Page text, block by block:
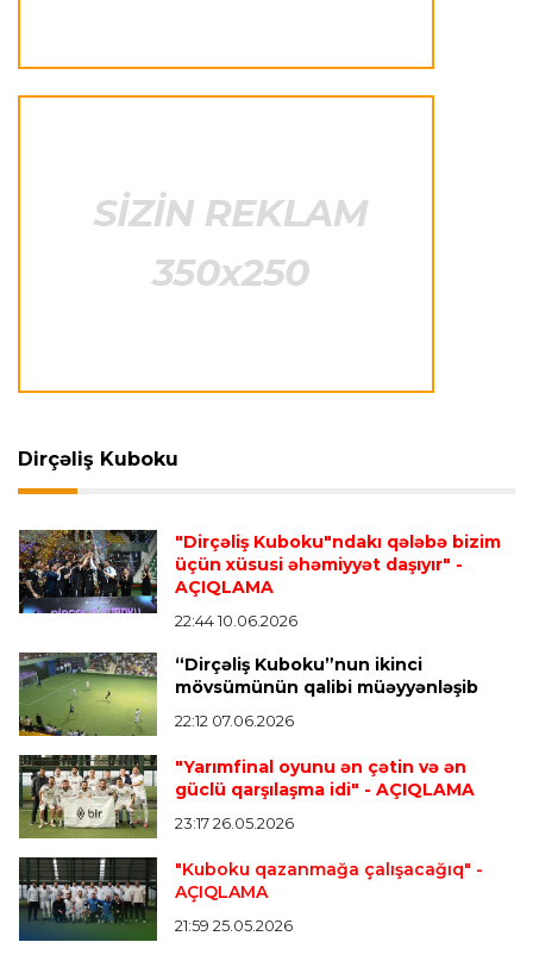
“Barselona”nın sabiq futbolçusu karyerasını
Transfer 21:08 08.08.2026
“Barselona”ya keçidinə razı salmaq istəyir
“Atletiko”nun futbolçusu “River Pleyt”ə keçir
“Vest Hem” “Tottenhem”in futbolçusunu
transfer edir
Offside 20:51 08.08.2026
Kamandan oxatma üzrə ölkə çempionatında
finalçılar bəlli oldu
Offside 20:27 08.08.2026
Mingəçevirdə “Kürü keçək?! 5” yarışı keçirildi
Dirçəliş Kuboku
"Dirçəliş Kuboku"ndakı qələbə bizim
üçün xüsusi əhəmiyyət daşıyır" -
AÇIQLAMA
22:44 10.06.2026
“Dirçəliş Kuboku”nun ikinci
mövsümünün qalibi müəyyənləşib
22:12 07.06.2026
"Yarımfinal oyunu ən çətin və ən
güclü qarşılaşma idi" - AÇIQLAMA
23:17 26.05.2026
"Kuboku qazanmağa çalışacağıq" -
AÇIQLAMA
21:59 25.05.2026